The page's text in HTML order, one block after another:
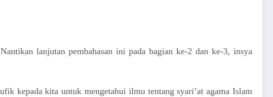
lanjutan pembahasan ini pada bagian ke-2 dan ke-3, insya
kepada kita untuk mengetahui ilmu tentang syari’at agama Islam